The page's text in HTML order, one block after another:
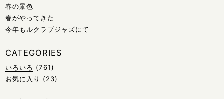
春の景色
春がやってきた
今年もルクラブジャズにて
CATEGORIES
いろいろ (761)
お気に入り
(23)